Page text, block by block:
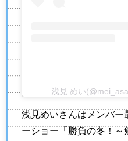
浅見 めい
浅見めいさんはメンバー
ーショー「勝負の冬！～